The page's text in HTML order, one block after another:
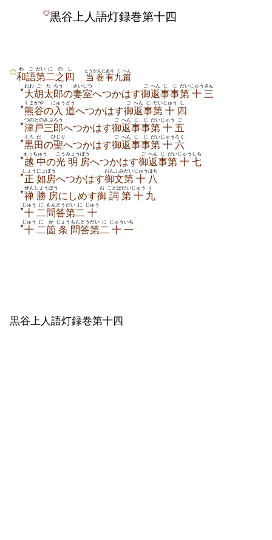
◎黒谷上人語灯録巻第十四
◎和語
わご
第
だい
二
に
之
の
四
し
当巻
とうかんに
有
あり
九
く
篇
へん
▼ 大
おお
胡
ご
太
た
郎
ろう
の妻室
さいしつ
へつかはす御
ご
返
へん
事
じ
事
じ
第
だい
十
じゅう
三
さん
▼熊谷
くまがや
の入
にゅう
道
どう
へつかはす御
ご
返
へん
事
じ
第
だい
十
じゅう
四
し
▼津戸
つのとの
三郎
さぶろう
へつかはす御
ご
返
へん
事
じ
事
じ
第
だい
十
じゅう
五
ご
▼黒
くろ
田
だ
の聖
ひじり
へつかはす御
ご
返
へん
事
じ
事
じ
第
だい
十
じゅう
六
ろく
▼ 越中
えっちゅう
の光
こう
明
みょう
房
ぼう
へつかはす御
ご
返
へん
事
じ
第
だい
十
じゅう
七
しち
▼正
しょう
如
にょ
房
ぼう
へつかはす御文
おんふみ
第
だい
十
じゅう
八
はち
▼禅
ぜん
勝
しょう
房
ぼう
にしめす御
お
詞
ことば
第
だい
十
じゅう
九
く
▼十
じゅう
二
に
問答
もんどう
第
だい
二
に
十
じゅう
▼十
じゅう
二
に
箇
か
条
じょう
問答
もんどう
第
だい
二
に
十
じゅう
一
いち
黒谷上人語灯録巻第十四